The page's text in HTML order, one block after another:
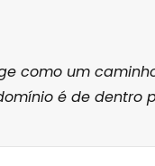
como um
é de dentro